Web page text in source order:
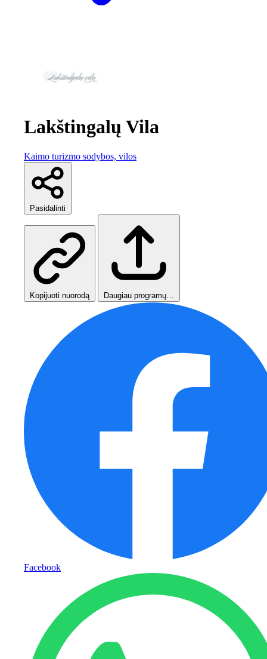
Lakštingalų Vila
Kaimo turizmo sodybos, vilos
Pasidalinti
Kopijuoti nuorodą Daugiau programų…
Facebook